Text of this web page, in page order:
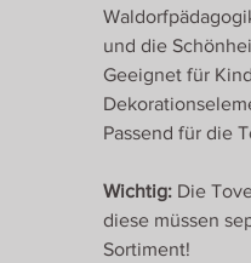
und die
Geeignet für
Passend für die
Wichtig: Die
diese müssen
Sortiment!